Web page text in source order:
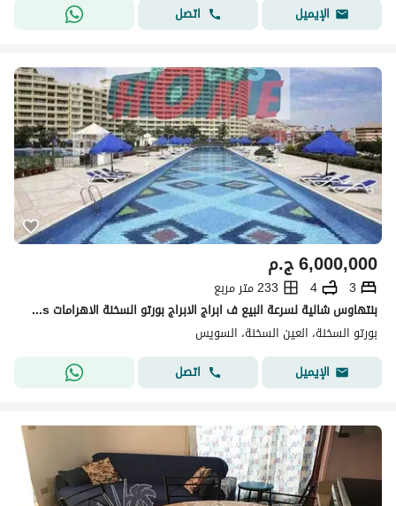
الإيميل
اتصل
ج.م6,000,000
3
4
233 متر مربع
بنتهاوس شالية لسرعة البيع ف ابراج الابراج بورتو السخنة الاهرامات porto Sokhna pyriamds
بورتو السخنة، العين السخنة، السويس
الإيميل
اتصل